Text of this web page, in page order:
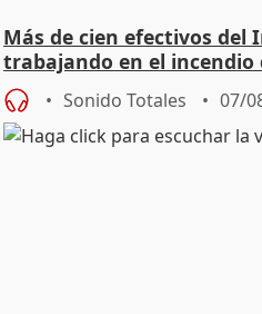
Más de cien efectivos del
trabajando en el incendio
Sonido Totales 07/